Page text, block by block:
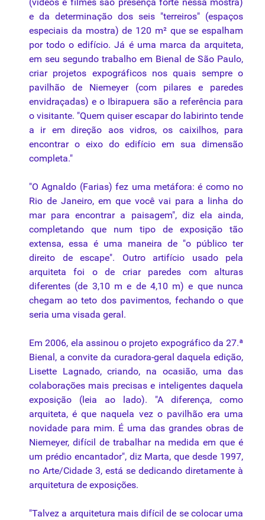
e da determinação dos seis "terreiros" (espaços
especiais da mostra) de 120 m² que se espalham
por todo o edifício. Já é uma marca da arquiteta,
em seu segundo trabalho em Bienal de São Paulo,
criar projetos expográficos nos quais sempre o
pavilhão de Niemeyer (com pilares e paredes
envidraçadas) e o Ibirapuera são a referência para
o visitante. "Quem quiser escapar do labirinto tende
a ir em direção aos vidros, os caixilhos, para
encontrar o eixo do edifício em sua dimensão
completa."
"O Agnaldo (Farias) fez uma metáfora: é como no
Rio de Janeiro, em que você vai para a linha do
mar para encontrar a paisagem", diz ela ainda,
completando que num tipo de exposição tão
extensa, essa é uma maneira de "o público ter
direito de escape". Outro artifício usado pela
arquiteta foi o de criar paredes com alturas
diferentes (de 3,10 m e de 4,10 m) e que nunca
chegam ao teto dos pavimentos, fechando o que
seria uma visada geral.
Em 2006, ela assinou o projeto expográfico da 27.ª
Bienal, a convite da curadora-geral daquela edição,
Lisette Lagnado, criando, na ocasião, uma das
colaborações mais precisas e inteligentes daquela
exposição (leia ao lado). "A diferença, como
arquiteta, é que naquela vez o pavilhão era uma
novidade para mim. É uma das grandes obras de
Niemeyer, difícil de trabalhar na medida em que é
um prédio encantador", diz Marta, que desde 1997,
no Arte/Cidade 3, está se dedicando diretamente à
arquitetura de exposições.
"Talvez a arquitetura mais difícil de se colocar uma